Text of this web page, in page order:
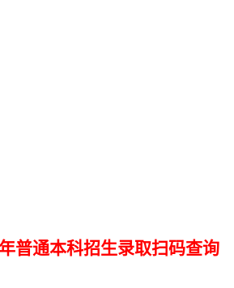
年普通本科招生录取扫码查询